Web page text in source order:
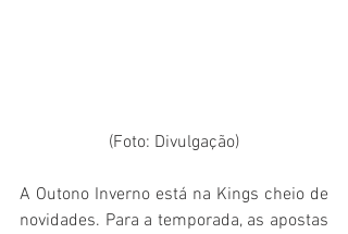
(Foto: Divulgação)
A Outono Inverno está na Kings cheio de
novidades. Para a temporada, as apostas